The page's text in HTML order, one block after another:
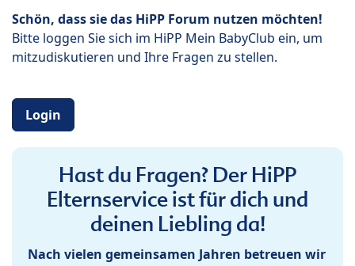
Schön, dass sie das HiPP Forum nutzen möchten!
Bitte loggen Sie sich im HiPP Mein BabyClub ein, um
mitzudiskutieren und Ihre Fragen zu stellen.
Login
Hast du Fragen? Der HiPP
Elternservice ist für dich und
deinen Liebling da!
Nach vielen gemeinsamen Jahren betreuen wir